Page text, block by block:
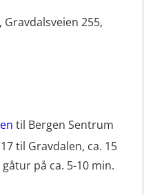
repetisjon
grunnkurs
repetisjon
m/E-læring
for
fartstid 66 t
for
fartstid 66 t
ansatte på
Gravdalsveien 255,
til Bergen Sentrum
til Gravdalen, ca. 15
på ca. 5-10 min.